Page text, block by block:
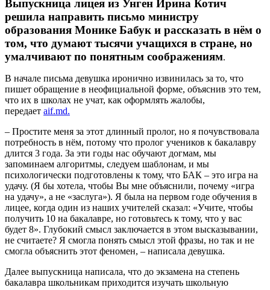
Выпускница лицея из Унген Ирина Котич
решила направить письмо министру
образования Монике Бабук и рассказать в нём о
том, что думают тысячи учащихся в стране, но
умалчивают по понятным соображениям.
В начале письма девушка иронично извинилась за то, что
пишет обращение в неофициальной форме, объяснив это тем,
что их в школах не учат, как оформлять жалобы,
передает aif.md.
– Простите меня за этот длинный пролог, но я почувствовала
потребность в нём, потому что пролог учеников к бакалавру
длится 3 года. За эти годы нас обучают догмам, мы
запоминаем алгоритмы, следуем шаблонам, и мы
психологически подготовлены к тому, что БАК – это игра на
удачу. (Я бы хотела, чтобы Вы мне объяснили, почему «игра
на удачу», а не «заслуга»). Я была на первом годе обучения в
лицее, когда один из наших учителей сказал: «Учите, чтобы
получить 10 на бакалавре, но готовьтесь к тому, что у вас
будет 8». Глубокий смысл заключается в этом высказывании,
не считаете? Я смогла понять смысл этой фразы, но так и не
смогла объяснить этот феномен, – написала девушка.
Далее выпускница написала, что до экзамена на степень
бакалавра школьникам приходится изучать школьную